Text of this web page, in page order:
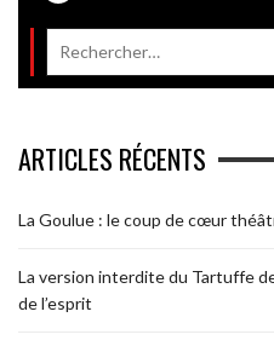
ARTICLES RÉCENTS
La Goulue : le coup de cœur
La version interdite du Tartuffe
de l’esprit